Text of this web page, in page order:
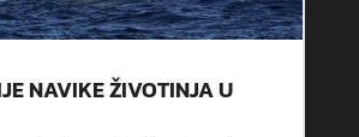
NAVIKE ŽIVOTINJA U